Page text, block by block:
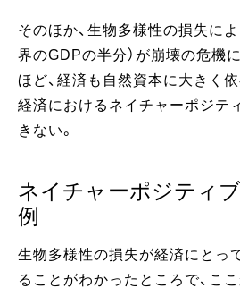
そのほか、生物多様性の損失に
界のGDPの半分）が崩壊の危機
ほど、経済も自然資本に大きく依
経済におけるネイチャーポジテ
きない。
ネイチャーポジティ
例
生物多様性の損失が経済にとっ
ることがわかったところで、こ